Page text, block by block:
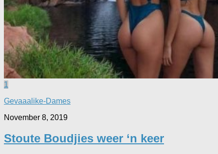
1
Gevaaalike-Dames
November 8, 2019
Stoute Boudjies weer ‘n keer